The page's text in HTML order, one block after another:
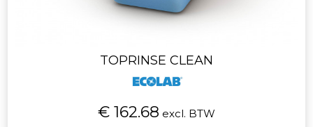
TOPRINSE CLEAN
€ 162.68 excl. BTW